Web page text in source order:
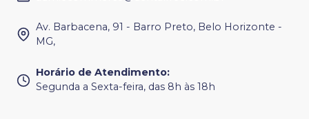
Av. Barbacena, 91 - Barro Preto, Belo Horizonte -
MG,
Horário de Atendimento:
Segunda a Sexta-feira, das 8h às 18h